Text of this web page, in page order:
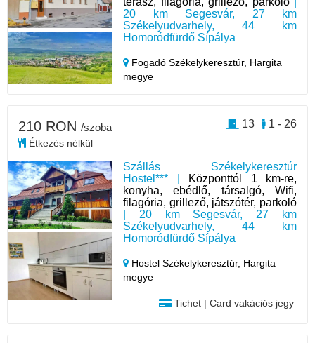
20 km Segesvár, 27 km
Székelyudvarhely, 44 km
Homoródfürdő Sípálya
Fogadó Székelykeresztúr, Hargita
megye
Szállás Székelykeresztúr
Hostel*** |
Központtól 1 km-re,
konyha, ebédlő, társalgó, Wifi,
filagória, grillező, játszótér, parkoló
| 20 km Segesvár, 27 km
Székelyudvarhely, 44 km
Homoródfürdő Sípálya
Hostel Székelykeresztúr, Hargita
megye
Tichet | Card vakációs jegy
210 RON /szoba
Étkezés nélkül
1 - 26
13